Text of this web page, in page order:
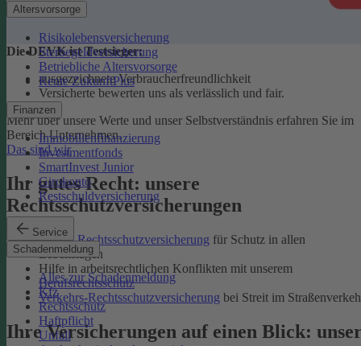
Altersvorsorge
Risikolebensversicherung
Sterbegeldversicherung
Betriebliche Altersvorsorge
Rente ZukunftPlus
Finanzen
Immobilienfinanzierung
Investmentfonds
SmartInvest Junior
Girokonto
Restschuldversicherung
Service
Schadenmeldung
Alles zur Schadenmeldung
Kfz
Rechtsschutz
Haftpflicht
Unfall
Die DEVK ist Testsieger:
ausgezeichnete Verbraucherfreundlichkeit
Versicherte bewerten uns als verlässlich und fair.
Mehr über unsere Werte und unser Selbstverständnis erfahren Sie im
Bereich Unternehmen.
Das sind wir
Ihr gutes Recht: unsere
Rechtsschutzversicherungen
Private Rechtsschutzversicherung für Schutz in allen
Lebenslagen
Hilfe in arbeitsrechtlichen Konflikten mit unserem
Berufsrechtsschutz
Verkehrs-Rechtsschutzversicherung bei Streit im
Ihre Versicherungen auf einen Blick: